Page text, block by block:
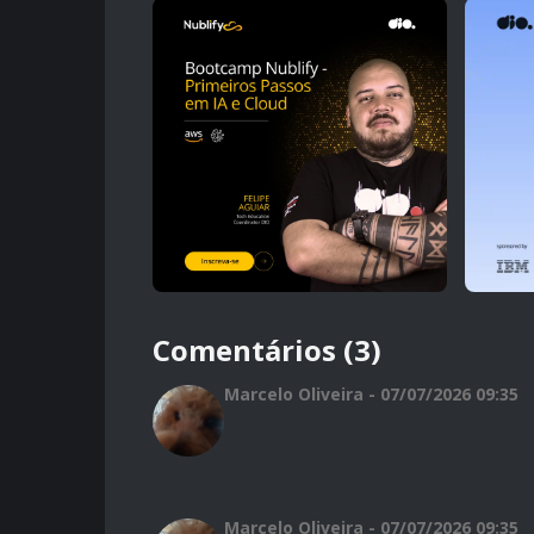
Comentários (3)
Marcelo Oliveira - 07/07/2026 09:35
Marcelo Oliveira - 07/07/2026 09:35